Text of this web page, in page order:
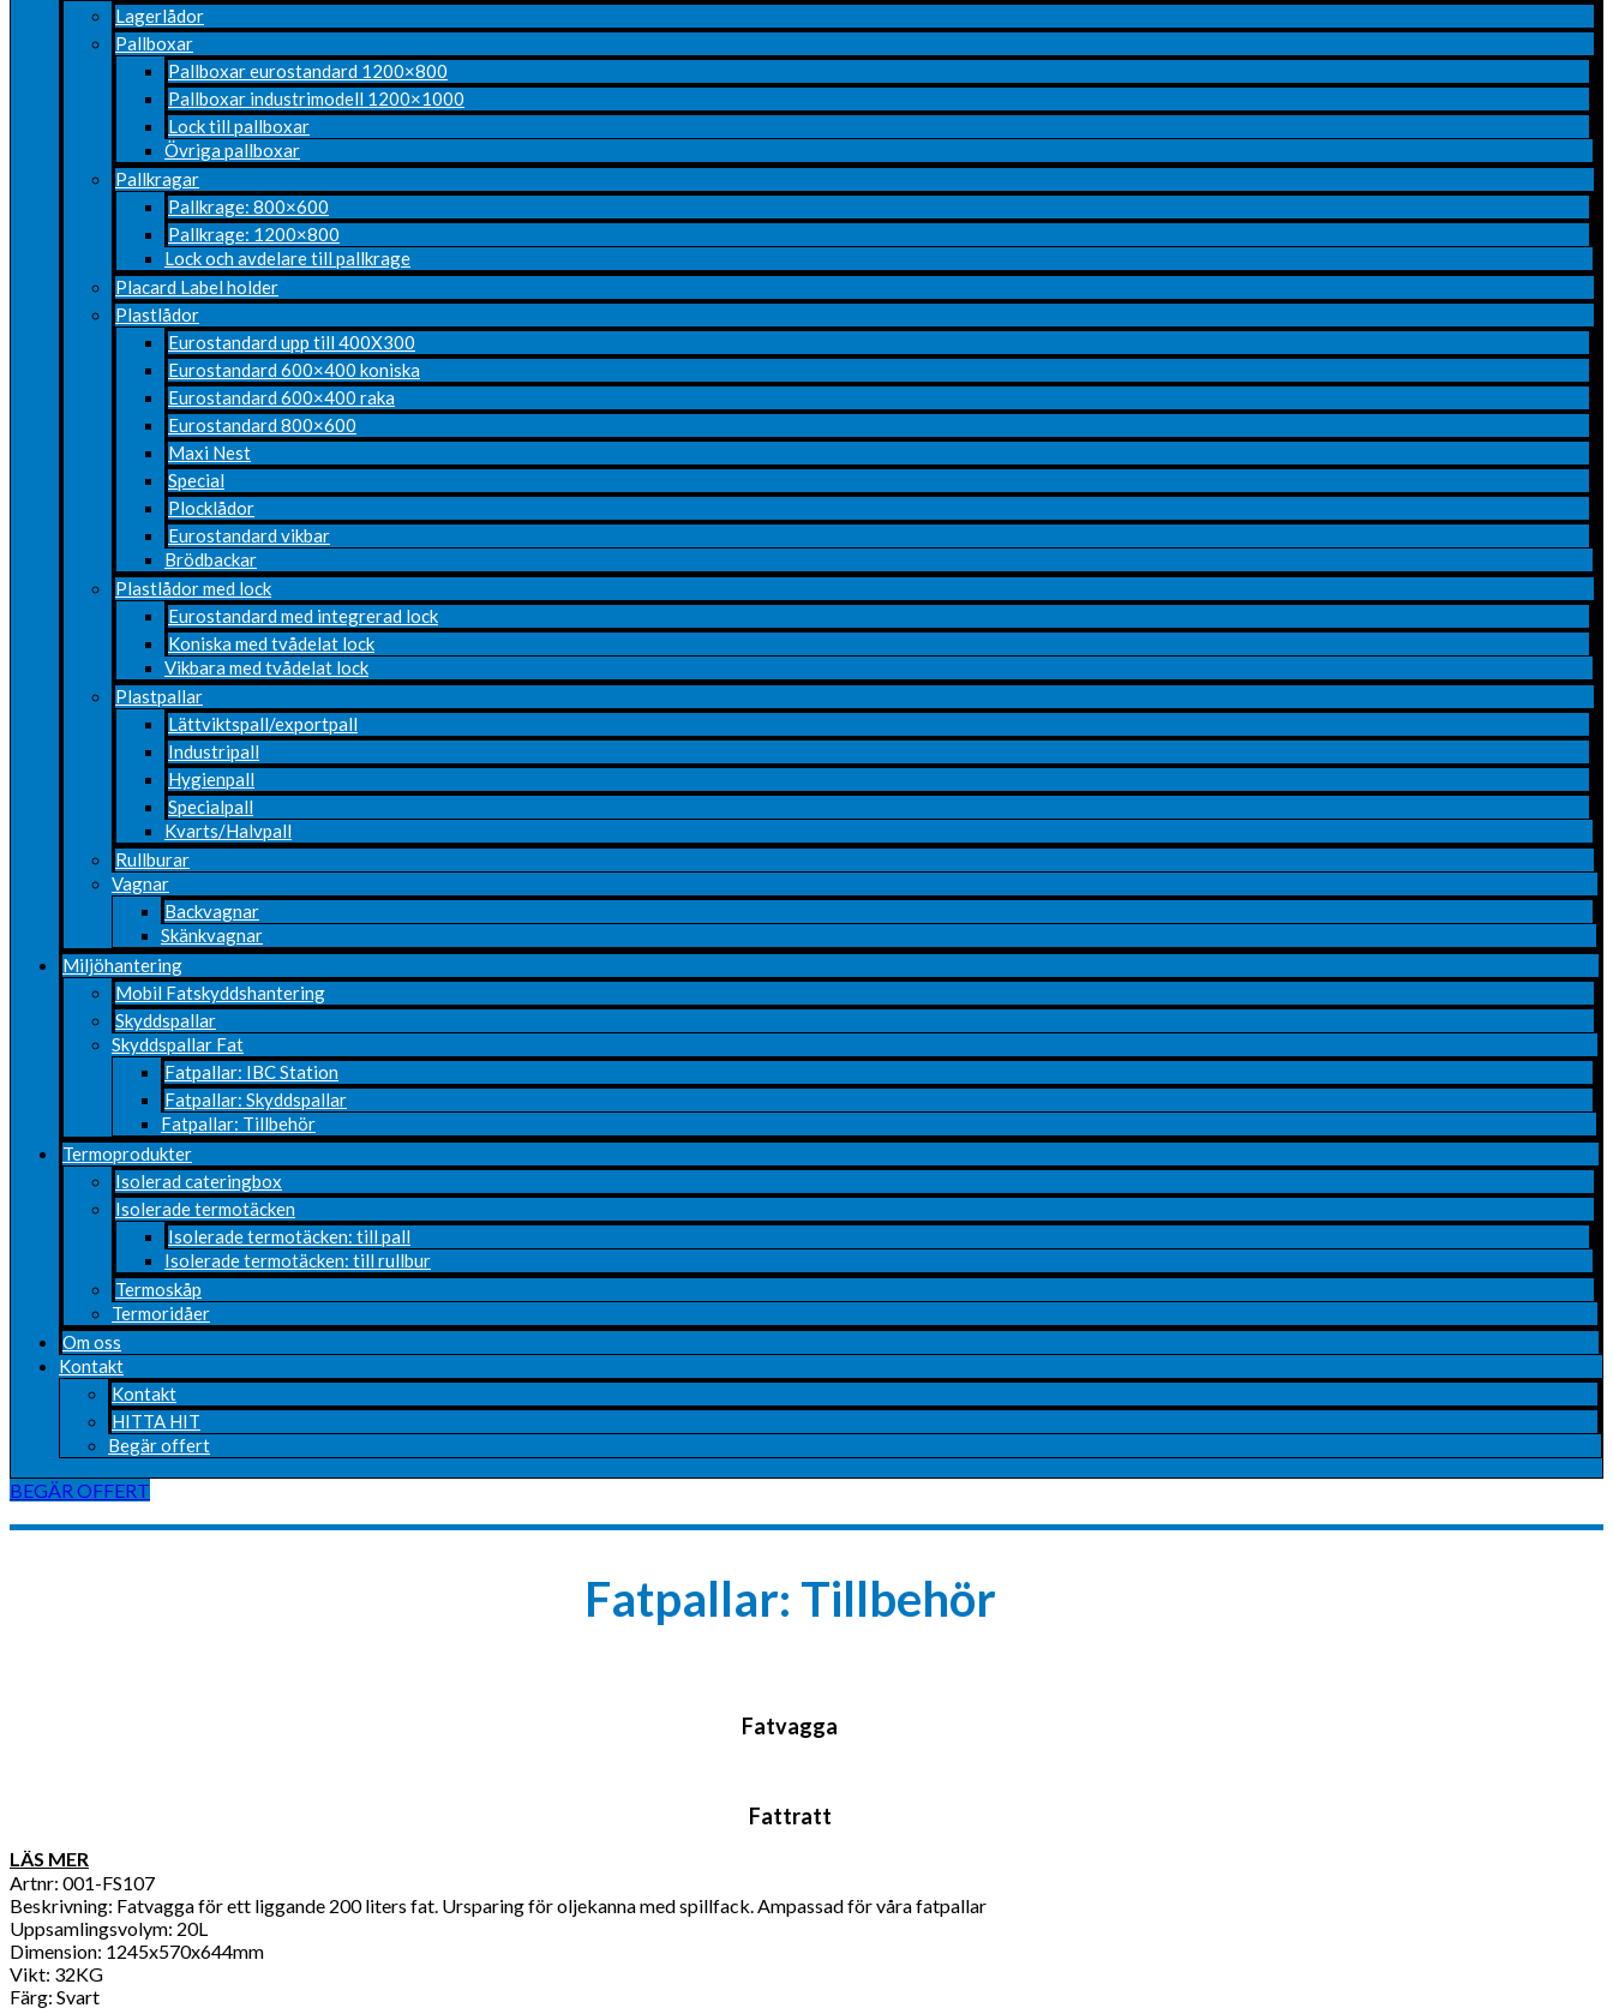
Lagerlådor
Pallboxar
Pallboxar eurostandard 1200×800
Pallboxar industrimodell 1200×1000
Lock till pallboxar
Övriga pallboxar
Pallkragar
Pallkrage: 800×600
Pallkrage: 1200×800
Lock och avdelare till pallkrage
Placard Label holder
Plastlådor
Eurostandard upp till 400X300
Eurostandard 600×400 koniska
Eurostandard 600×400 raka
Eurostandard 800×600
Maxi Nest
Special
Plocklådor
Eurostandard vikbar
Brödbackar
Plastlådor med lock
Eurostandard med integrerad lock
Koniska med tvådelat lock
Vikbara med tvådelat lock
Plastpallar
Lättviktspall/exportpall
Industripall
Hygienpall
Specialpall
Kvarts/Halvpall
Rullburar
Vagnar
Backvagnar
Skänkvagnar
Miljöhantering
Mobil Fatskyddshantering
Skyddspallar
Skyddspallar Fat
Fatpallar: IBC Station
Fatpallar: Skyddspallar
Fatpallar: Tillbehör
Termoprodukter
Isolerad cateringbox
Isolerade termotäcken
Isolerade termotäcken: till pall
Isolerade termotäcken: till rullbur
Termoskåp
Termoridåer
Om oss
Kontakt
Kontakt
HITTA HIT
Begär offert
BEGÄR OFFERT
Fatpallar: Tillbehör
Fatvagga​
Fattratt​
LÄS MER
Artnr: 001-FS107
Beskrivning: Fatvagga för ett liggande 200 liters fat. Ursparing för oljekanna med spillfack. Ampassad för våra fatpallar
Uppsamlingsvolym: 20L
Dimension: 1245x570x644mm
Vikt: 32KG
Färg: Svart